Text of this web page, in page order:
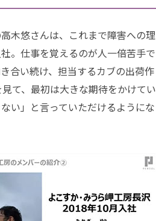
木悠さんは、これまで障害への理
。仕事を覚えるのが人一倍苦手で
合い続け、担当するカブの出荷作
て、最初は大きな期待をかけてい
い」と言っていただけるようにな